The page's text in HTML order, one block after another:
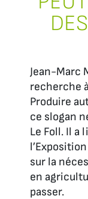
Jean-Marc
recherche
Produire
ce slogan
Le Foll. Il a
sur la
en
passer.